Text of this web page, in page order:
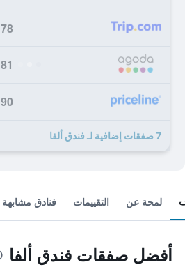
78 ﷼
81 ﷼
90 ﷼
7 صفقات إضافية لـ فندق ألفا
لمحة عن التقييمات فنادق مشابهة
أفضل صفقات فندق ألفا